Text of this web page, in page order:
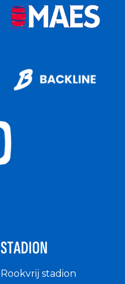
STADION
Rookvrij stadion